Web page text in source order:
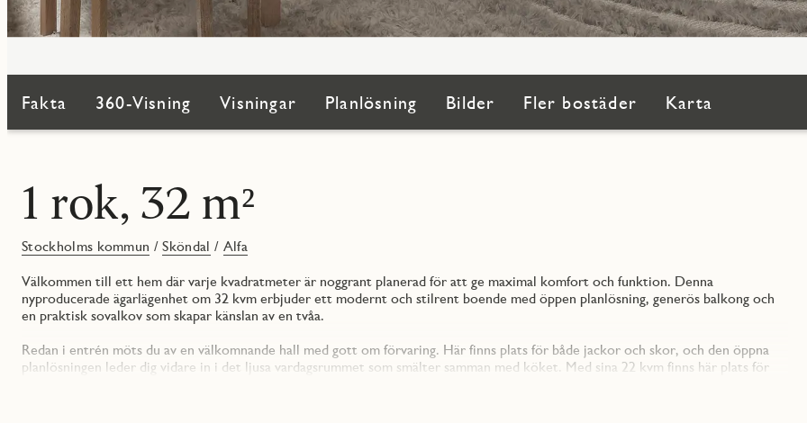
Fakta 360-Visning Visningar Planlösning Bilder Fler bostäder Karta
1 rok, 32 m²
Stockholms kommun /Sköndal / Alfa
Välkommen till ett hem där varje kvadratmeter är noggrant planerad för att ge maximal komfort och funktion. Denna
nyproducerade ägarlägenhet om 32 kvm erbjuder ett modernt och stilrent boende med öppen planlösning, generös balkong och
en praktisk sovalkov som skapar känslan av en tvåa.
Redan i entrén möts du av en välkomnande hall med gott om förvaring. Här finns plats för både jackor och skor, och den öppna
planlösningen leder dig vidare in i det ljusa vardagsrummet som smälter samman med köket. Med sina 22 kvm finns här plats för